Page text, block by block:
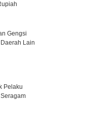
Gengsi
Lain
Pelaku